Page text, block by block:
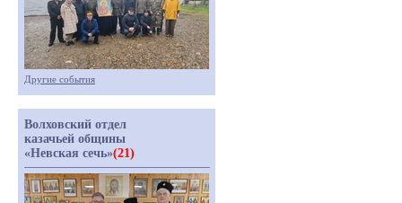
Другие события
Волховский отдел
казачьей общины
«Невская сечь»(21)